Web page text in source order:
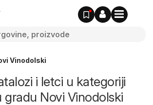
Vinodolski
i letci u kategoriji
gradu Novi Vinodolski